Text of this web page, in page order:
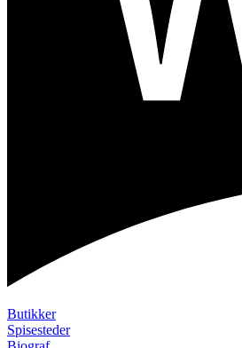
Butikker
Spisesteder